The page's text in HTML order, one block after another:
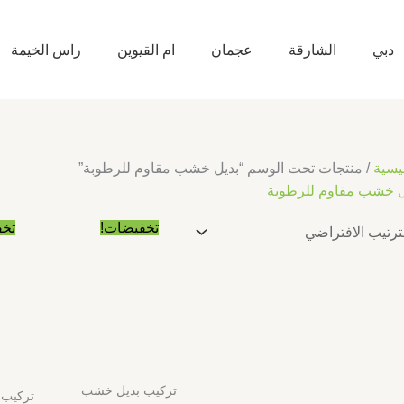
دبي الشارقة عجمان ام القيوين راس الخيمة
/ منتجات تحت الوسم “بديل خشب مقاوم للرطوبة”
خشب مقاوم للرطوبة
تخفيضات!
تركيب بديل خشب
السعر
الأصلي